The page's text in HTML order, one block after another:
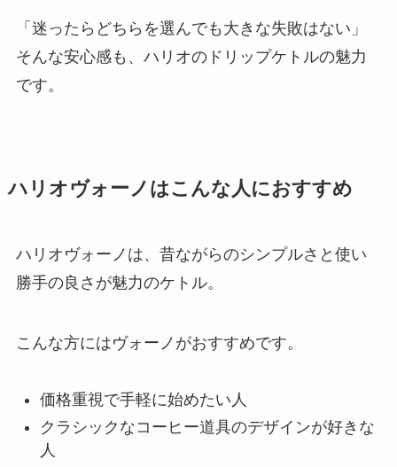
「迷ったらどちらを選んでも大きな失敗はない」
そんな安心感も、ハリオのドリップケトルの魅力
です。
ハリオヴォーノはこんな人におすすめ
ハリオヴォーノは、昔ながらのシンプルさと使い
勝手の良さが魅力のケトル。
こんな方にはヴォーノがおすすめです。
価格重視で手軽に始めたい人
クラシックなコーヒー道具のデザインが好きな
人